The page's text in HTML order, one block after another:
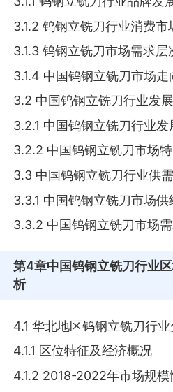
3.1.2 钨钢立铣刀行业消费市
3.1.3 钨钢立铣刀市场需求层
3.1.4 中国钨钢立铣刀市场走
3.2 中国钨钢立铣刀行业发
3.2.1 中国钨钢立铣刀行业发
3.2.2 中国钨钢立铣刀市场
3.3 中国钨钢立铣刀行业供
3.3.1 中国钨钢立铣刀市场
3.3.2 中国钨钢立铣刀市场
第4章中国钨钢立铣刀行业
析
4.1 华北地区钨钢立铣刀行业
4.1.1 区位特征及经济概况
4.1.2 2018-2022年市场规模